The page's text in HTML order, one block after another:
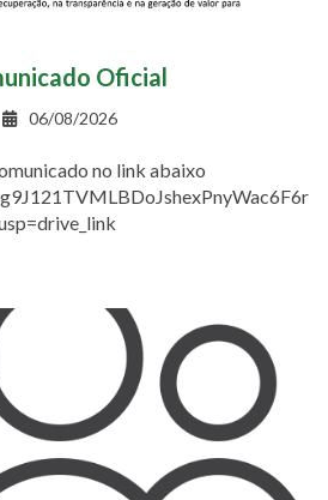
Oficial
06/08/2026
no link abaixo